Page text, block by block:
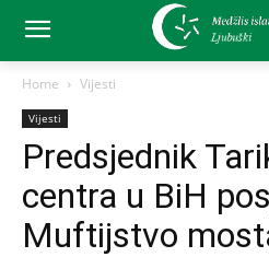
Home Vijesti
Vijesti
Predsjednik
centra u BiH
Muftijstvo